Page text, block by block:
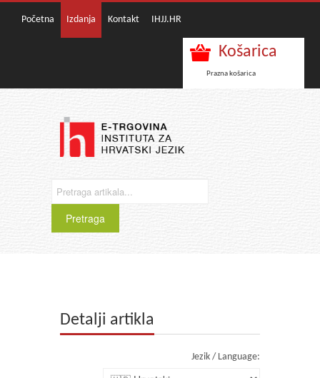
Početna Izdanja Kontakt IHJJ.HR
Košarica
Prazna košarica
Detalji artikla
Jezik / Language: